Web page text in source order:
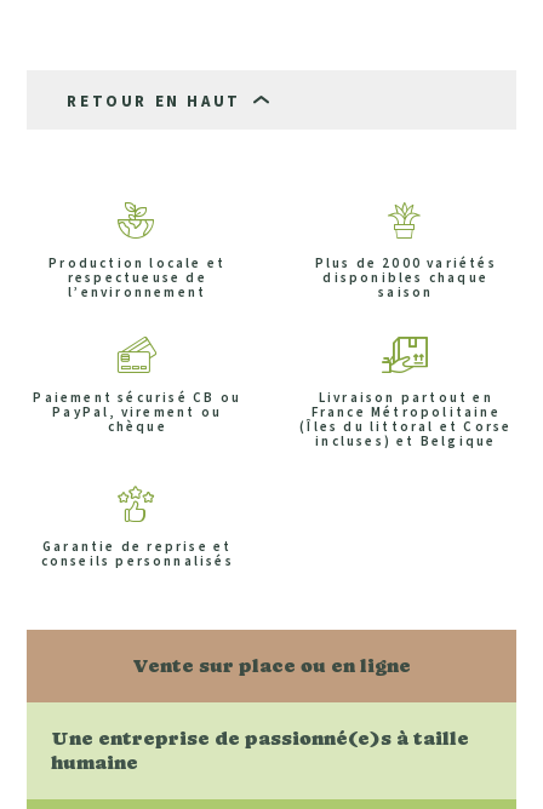
RETOUR EN HAUT
Production locale et
respectueuse de
l’environnement
Plus de 2000 variétés
disponibles chaque
saison
Paiement sécurisé CB ou
PayPal, virement ou
chèque
Livraison partout en
France Métropolitaine
(Îles du littoral et Corse
incluses) et Belgique
Garantie de reprise et
conseils personnalisés
Vente sur place ou en ligne
Une entreprise de passionné(e)s à taille
humaine